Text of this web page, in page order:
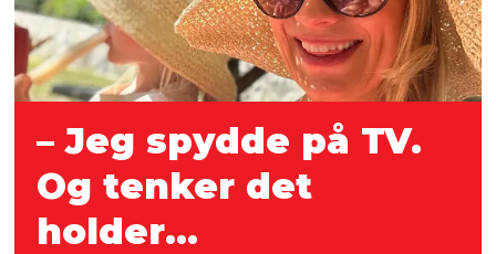
– Jeg spydde på TV.
Og tenker det
holder...